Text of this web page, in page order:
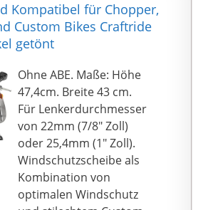
Kompatibel für Chopper,
Custom Bikes Craftride
getönt
Ohne ABE. Maße: Höhe
47,4cm. Breite 43 cm.
Für Lenkerdurchmesser
von 22mm (7/8" Zoll)
oder 25,4mm (1" Zoll).
Windschutzscheibe als
Kombination von
optimalen Windschutz